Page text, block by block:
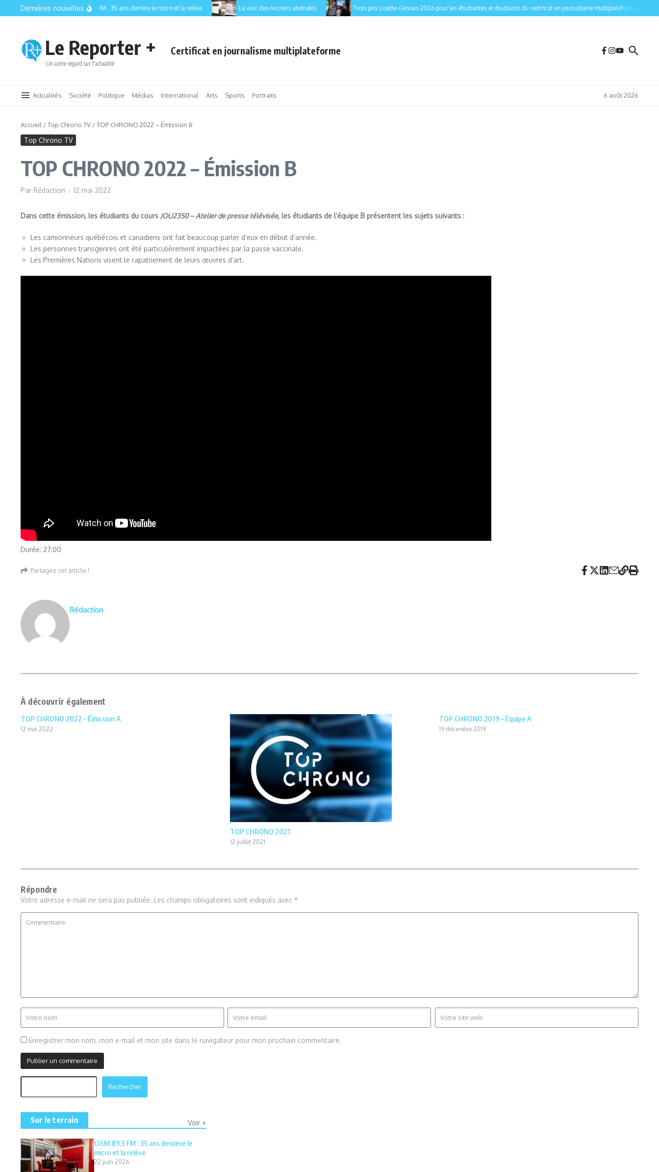
Aller au contenu
Dernières nouvellesCISM 89.3 FM : 35 ans derrière le micro et la relève La voix des Anciens abénakis Trois prix Lizette-Gervais 2026 pour les étudiantes et étudiants du certificat en journalisme multiplateforme de
Le Reporter +
Un autre regard sur l'actualité
Certificat en journalisme multiplateforme
Actualités Société Politique Médias International Arts Sports Portraits 6 août 2026
Accueil /Top Chrono TV /TOP CHRONO 2022 – Émission B
Top Chrono TV
TOP CHRONO 2022 – Émission B
Par Rédaction 12 mai 2022
Dans cette émission, les étudiants du cours JOU2350 – Atelier de presse télévisée, les étudiants de l’équipe B présentent les sujets suivants :
Les camionneurs québécois et canadiens ont fait beaucoup parler d’eux en début d’année.
Les personnes transgenres ont été particulièrement impactées par la passe vaccinale.
Les Premières Nations visent le rapatriement de leurs œuvres d’art.
Durée: 27:00
Partagez cet article !
Rédaction
À découvrir également
TOP CHRONO 2022 – Émission A
12 mai 2022
TOP CHRONO 2021
12 juillet 2021
TOP CHRONO 2019 – Équipe A
19 décembre 2019
Répondre
Votre adresse e-mail ne sera pas publiée. Les champs obligatoires sont indiqués avec *
Enregistrer mon nom, mon e-mail et mon site dans le navigateur pour mon prochain commentaire.
Rechercher
Sur le terrain Voir +
CISM 89.3 FM : 35 ans derrière le
micro et la relève
22 juin 2026